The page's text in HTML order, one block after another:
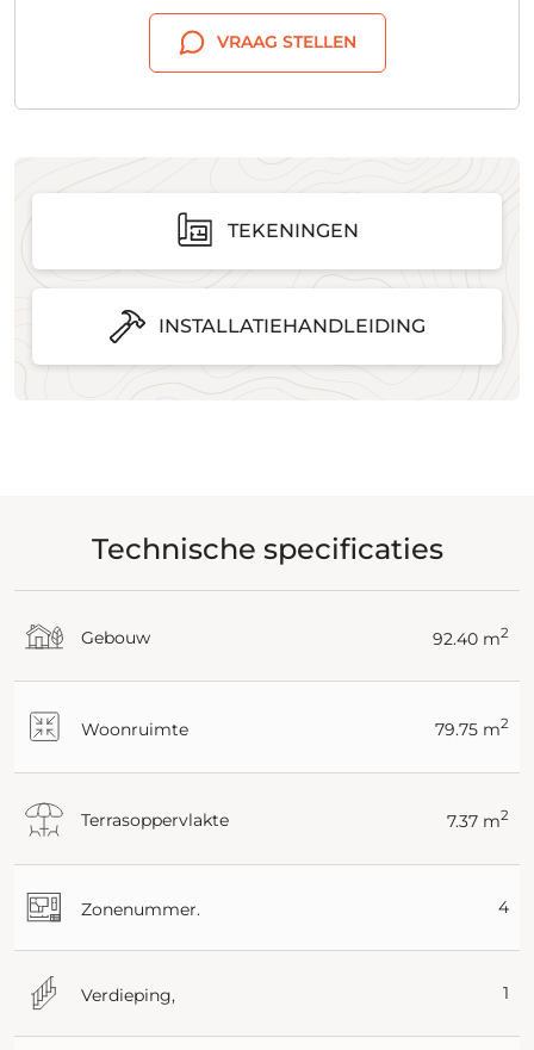
VRAAG STELLEN
TEKENINGEN
INSTALLATIEHANDLEIDING
Technische specificaties
Gebouw 92.40 m2
Woonruimte 79.75 m2
Terrasoppervlakte 7.37 m2
Zonenummer. 4
Verdieping, 1